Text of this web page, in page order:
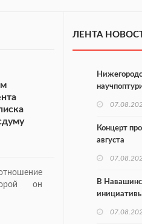
он
ЛЕНТА
Концерт
августа
В